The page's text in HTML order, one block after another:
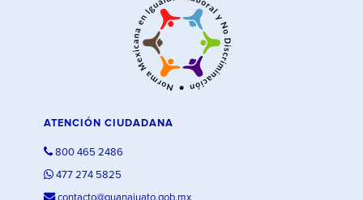
ATENCIÓN CIUDADANA
800 465 2486
477 274 5825